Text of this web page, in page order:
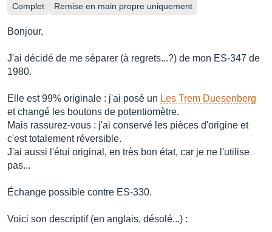
Complet Remise en main propre uniquement
Bonjour,
J'ai décidé de me séparer (à regrets...?) de mon ES-347 de
1980.
Elle est 99% originale : j'ai posé un Les Trem Duesenberg
et changé les boutons de potentiomètre.
Mais rassurez-vous : j'ai conservé les pièces d'origine et
c'est totalement réversible.
J'ai aussi l'étui original, en très bon état, car je ne l'utilise
pas...
Échange possible contre ES-330.
Voici son descriptif (en anglais, désolé...) :